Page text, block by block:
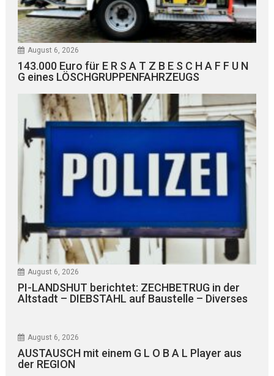
August 6, 2026
143.000 Euro für E R S A T Z B E S C H A F F U N
G eines LÖSCHGRUPPENFAHRZEUGS
August 6, 2026
PI-LANDSHUT berichtet: ZECHBETRUG in der
Altstadt – DIEBSTAHL auf Baustelle – Diverses
August 6, 2026
AUSTAUSCH mit einem G L O B A L Player aus
der REGION